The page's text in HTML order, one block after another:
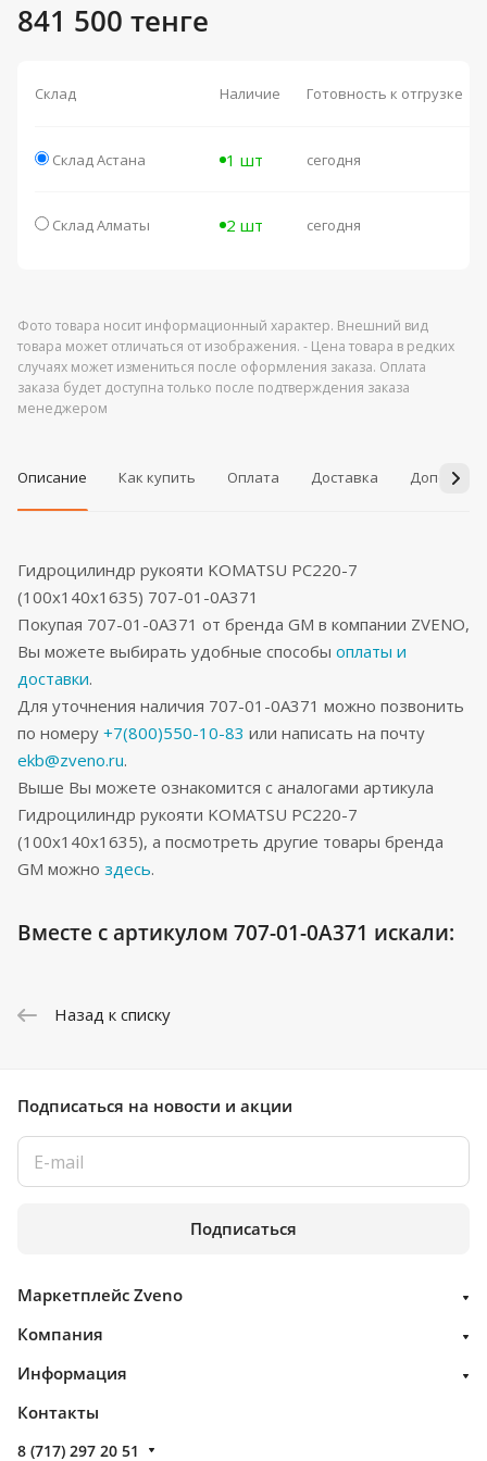
841 500 тенге
Склад Наличие Готовность к отгрузке
Склад Астана 1 шт сегодня
Склад Алматы 2 шт сегодня
Фото товара носит информационный характер. Внешний вид
товара может отличаться от изображения. - Цена товара в редких
случаях может измениться после оформления заказа. Оплата
заказа будет доступна только после подтверждения заказа
менеджером
Описание Как купить Оплата Доставка
Гидроцилиндр рукояти KOMATSU PC220-7
(100x140x1635) 707-01-0A371
Покупая 707-01-0A371 от бренда GM в компании ZVENO,
Вы можете выбирать удобные способы оплаты и
доставки.
Для уточнения наличия 707-01-0A371 можно позвонить
по номеру +7(800)550-10-83 или написать на почту
ekb@zveno.ru.
Выше Вы можете ознакомится с аналогами артикула
Гидроцилиндр рукояти KOMATSU PC220-7
(100x140x1635), а посмотреть другие товары бренда
GM можно здесь.
Вместе с артикулом 707-01-0A371 искали:
Назад к списку
Подписаться на новости и акции
Подписаться
Маркетплейс Zveno
Компания
Информация
Контакты
8 (717) 297 20 51